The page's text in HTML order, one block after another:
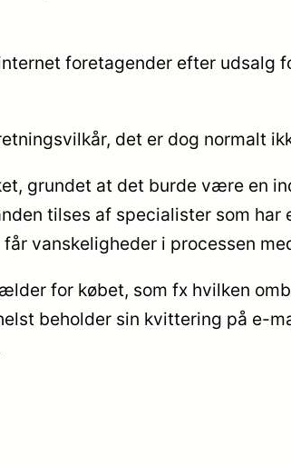
foretagender efter udsalg
det er dog normalt
grundet at det burde være en
tilses af specialister som har
vanskeligheder i processen
for købet, som fx hvilken
beholder sin kvittering på e-